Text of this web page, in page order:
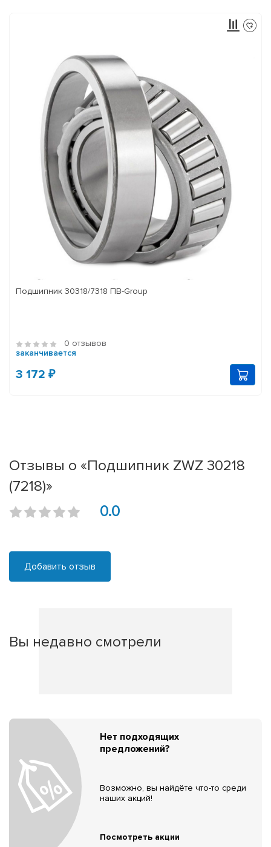
Подшипник 30318/7318 ПВ-Group
0 отзывов
заканчивается
3 172 ₽
Отзывы о «Подшипник ZWZ 30218
(7218)»
0.0
Добавить отзыв
Вы недавно смотрели
Нет подходящих
предложений?
Возможно, вы найдёте что-то среди
наших акций!
Посмотреть акции